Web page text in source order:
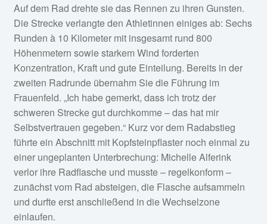
Auf dem Rad drehte sie das Rennen zu ihren Gunsten.
Die Strecke verlangte den Athletinnen einiges ab: Sechs
Runden à 10 Kilometer mit insgesamt rund 800
Höhenmetern sowie starkem Wind forderten
Konzentration, Kraft und gute Einteilung. Bereits in der
zweiten Radrunde übernahm Sie die Führung im
Frauenfeld. „Ich habe gemerkt, dass ich trotz der
schweren Strecke gut durchkomme – das hat mir
Selbstvertrauen gegeben.“ Kurz vor dem Radabstieg
führte ein Abschnitt mit Kopfsteinpflaster noch einmal zu
einer ungeplanten Unterbrechung: Michelle Alferink
verlor ihre Radflasche und musste – regelkonform –
zunächst vom Rad absteigen, die Flasche aufsammeln
und durfte erst anschließend in die Wechselzone
einlaufen.